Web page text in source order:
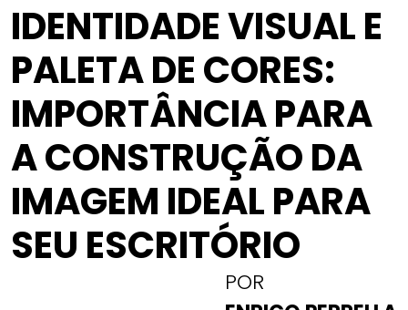
IDENTIDADE VISUAL E
PALETA DE CORES:
IMPORTÂNCIA PARA
A CONSTRUÇÃO DA
IMAGEM IDEAL PARA
SEU ESCRITÓRIO
POR